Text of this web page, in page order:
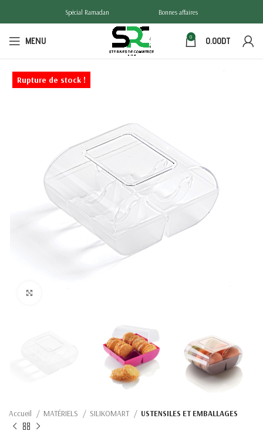
Spécial Ramadan Bonnes affaires
MENU 0 0.00DT
Rupture de stock !
Accueil MATÉRIELS SILIKOMART USTENSILES ET EMBALLAGES